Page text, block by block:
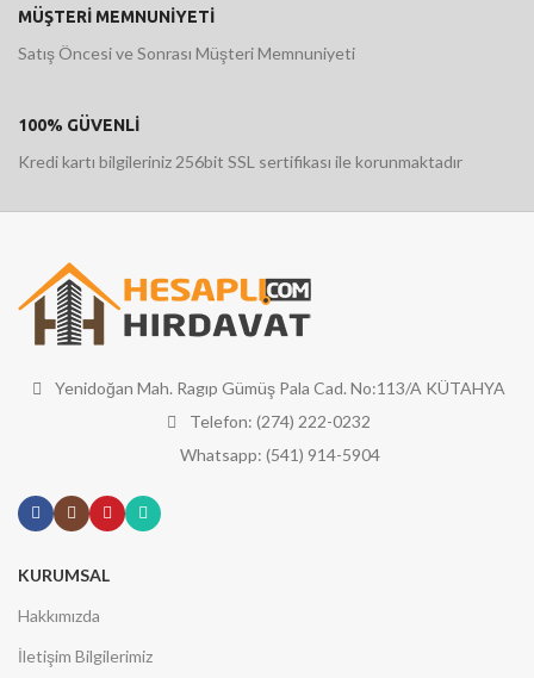
MÜŞTERİ MEMNUNİYETİ
Satış Öncesi ve Sonrası Müşteri Memnuniyeti
100% GÜVENLİ
Kredi kartı bilgileriniz 256bit SSL sertifikası ile korunmaktadır
Yenidoğan Mah. Ragıp Gümüş Pala Cad. No:113/A KÜTAHYA
Telefon: (274) 222-0232
Whatsapp: (541) 914-5904
KURUMSAL
Hakkımızda
İletişim Bilgilerimiz